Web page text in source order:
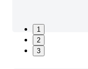
1
2
3